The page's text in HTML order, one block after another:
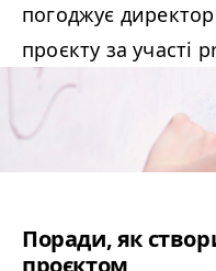
погоджує
проєкту за участі
Поради, як